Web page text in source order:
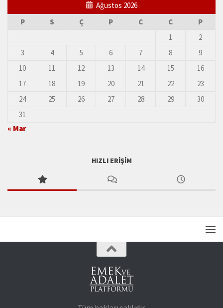
Ağustos 2026
P
S Ç P C C
P
1
2
3
4 5 6 7 8
9
10
11 12 13 14 15
16
17
18 19 20 21 22
23
24
25 26 27 28 29
30
31
« Mar
HIZLI ERIŞIM